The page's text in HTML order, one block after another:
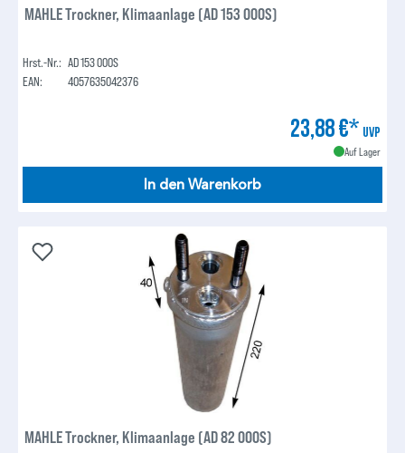
MAHLE Trockner, Klimaanlage (AD 153 000S)
Hrst.-Nr.: AD 153 000S
EAN:
4057635042376
23,88 €* UVP
Auf Lager
In den Warenkorb
MAHLE Trockner, Klimaanlage (AD 82 000S)